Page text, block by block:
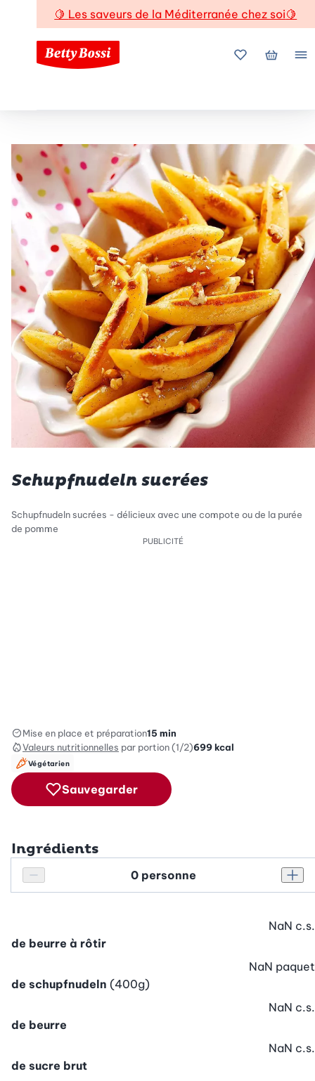
🍋 Les saveurs de la Méditerranée chez soi🍋
Mes favoris
Mon
Schupfnudeln sucrées
Schupfnudeln sucrées - délicieux avec une compote ou de la purée
de pomme
PUBLICITÉ
Mise en place et préparation15 min
Valeurs nutritionnelles par portion (1/2)699kcal
Végétarien
Sauvegarder
Ingrédients
Réduire le nombre de personnes
Personnes
de beurre à rôtir
NaN c.s.
de schupfnudeln (400g)
NaN paquet
de beurre
NaN c.s.
de sucre brut
NaN c.s.